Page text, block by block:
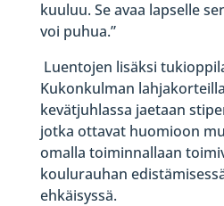
kuuluu. Se avaa lapselle
voi puhua.”
Luentojen lisäksi
Kukonkulman
kevätjuhlassa jaetaan
jotka ottavat huomioon
omalla toiminnallaan
koulurauhan
ehkäisyssä.